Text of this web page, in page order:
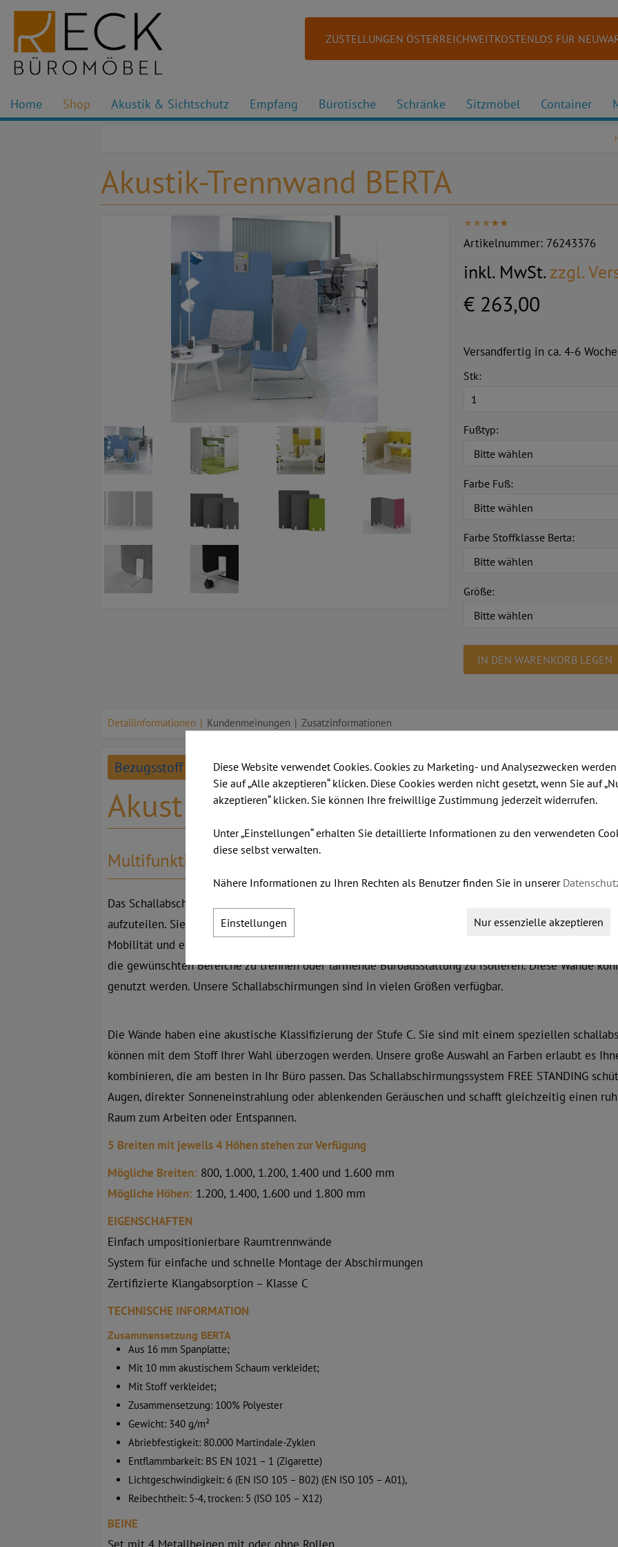
ZUSTELLUNGEN ÖSTERREICHWEITKOSTENLOS FÜR
Home Shop Akustik & Sichtschutz Empfang Bürotische Schränke Sitzmöbel Container
Akustik-Trennwand BERTA
Artikelnummer: 76243376
inkl. MwSt.zzgl.
€ 263,00
Versandfertig in ca. 4-6
Stk:
Fußtyp:
Farbe Fuß:
Farbe Stoffklasse Berta:
Größe:
IN DEN WARENKORB LEGEN
Detailinformationen Kundenmeinungen Zusatzinformationen
Bezugsstoff BERTA (zum Vergrößern bitte anklicken) Metall Farbe (zum
Akustik-Trennwand BERTA
Multifunktionale Schallabschirmungen
Das Schallabschirmungssystem FREE STANDING bietet unendlich viele Möglichkeiten Ihr Büro mit
aufzuteilen. Sie können die freistehenden Abschirmungen mit Stützfüßen oder als mobile Wände
Mobilität und einfachen Montage mithilfe der Metallverbindungen ermöglichen Ihnen diese
die gewünschten Bereiche zu trennen oder lärmende Büroausstattung zu isolieren. Diese Wände
genutzt werden. Unsere Schallabschirmungen sind in vielen Größen verfügbar.
Die Wände haben eine akustische Klassifizierung der Stufe C. Sie sind mit einem speziellen
können mit dem Stoff Ihrer Wahl überzogen werden. Unsere große Auswahl an Farben erlaubt es
kombinieren, die am besten in Ihr Büro passen. Das Schallabschirmungssystem FREE STANDING
Augen, direkter Sonneneinstrahlung oder ablenkenden Geräuschen und schafft gleichzeitig einen
Raum zum Arbeiten oder Entspannen.
5 Breiten mit jeweils 4 Höhen stehen zur Verfügung
Mögliche Breiten: 800, 1.000, 1.200, 1.400 und 1.600 mm
Mögliche Höhen: 1.200, 1.400, 1.600 und 1.800 mm
EIGENSCHAFTEN
Einfach umpositionierbare Raumtrennwände
System für einfache und schnelle Montage der Abschirmungen
Zertifizierte Klangabsorption – Klasse C
TECHNISCHE INFORMATION
Zusammensetzung BERTA
Aus 16 mm Spanplatte;
Mit 10 mm akustischem Schaum verkleidet;
Mit Stoff verkleidet;
Zusammensetzung: 100% Polyester
Gewicht: 340 g/m²
Abriebfestigkeit: 80.000 Martindale-Zyklen
Entflammbarkeit: BS EN 1021 – 1 (Zigarette)
Lichtgeschwindigkeit: 6 (EN ISO 105 – B02) (EN ISO 105 – A01),
Reibechtheit: 5-4, trocken: 5 (ISO 105 – X12)
BEINE
Diese Website verwendet Cookies. Cookies zu Marketing- und Analysezwecken
Sie auf „Alle akzeptieren“ klicken. Diese Cookies werden nicht gesetzt, wenn Sie auf
akzeptieren“ klicken. Sie können Ihre freiwillige Zustimmung jederzeit widerrufen.
Unter „Einstellungen“ erhalten Sie detaillierte Informationen zu den verwendeten
diese selbst verwalten.
Nähere Informationen zu Ihren Rechten als Benutzer finden Sie in unserer
Nur essenzielle akzeptieren
Einstellungen